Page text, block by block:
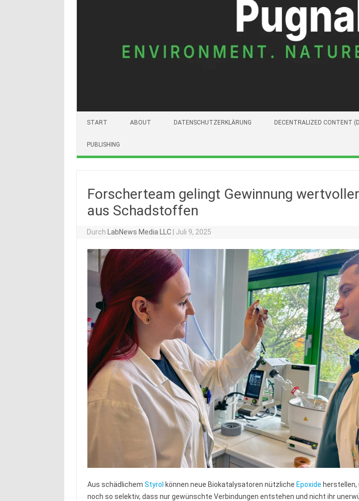
START ABOUT DATENSCHUTZERKLÄRUNG DECENTRALIZED CONTENT
PUBLISHING
Forscherteam gelingt Gewinnung
aus Schadstoffen
Durch LabNews Media LLC Juli 9, 2025
Aus schädlichem Styrol können neue Biokatalysatoren nützliche Epoxide herstellen,
noch so selektiv, dass nur gewünschte Verbindungen entstehen und nicht ihr